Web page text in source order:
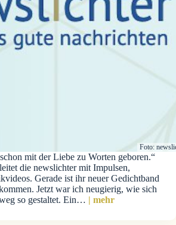
Foto:
mit der Liebe zu Worten geboren.“
die newslichter mit Impulsen,
Gerade ist ihr neuer Gedichtband
Jetzt war ich neugierig, wie sich
so gestaltet. Ein… | mehr